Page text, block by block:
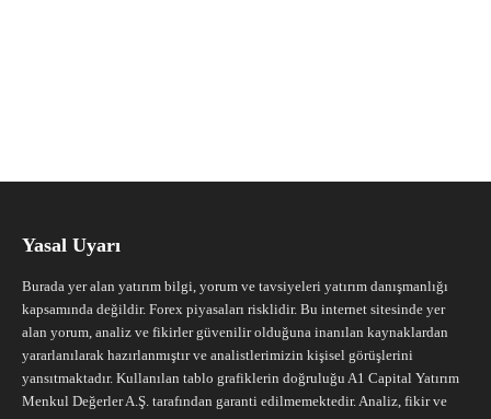
Yasal Uyarı
Burada yer alan yatırım bilgi, yorum ve tavsiyeleri yatırım danışmanlığı
kapsamında değildir. Forex piyasaları risklidir. Bu internet sitesinde yer
alan yorum, analiz ve fikirler güvenilir olduğuna inanılan kaynaklardan
yararlanılarak hazırlanmıştır ve analistlerimizin kişisel görüşlerini
yansıtmaktadır. Kullanılan tablo grafiklerin doğruluğu A1 Capital Yatırım
Menkul Değerler A.Ş. tarafından garanti edilmemektedir. Analiz, fikir ve